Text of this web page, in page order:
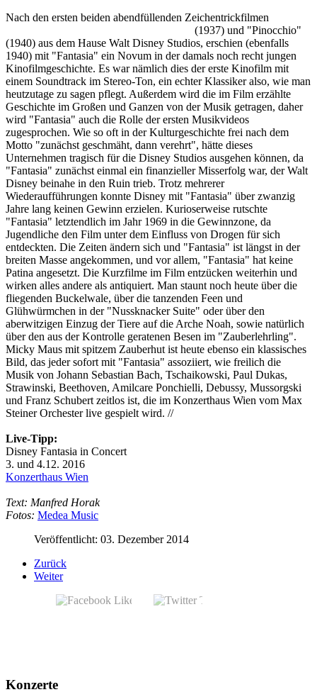
Nach den ersten beiden abendfüllenden Zeichentrickfilmen
(1937) und "Pinocchio"
(1940) aus dem Hause Walt Disney Studios, erschien (ebenfalls
1940) mit "Fantasia" ein Novum in der damals noch recht jungen
Kinofilmgeschichte. Es war nämlich dies der erste Kinofilm mit
einem Soundtrack im Stereo-Ton, ein echter Klassiker also, wie man
heutzutage zu sagen pflegt. Außerdem wird die im Film erzählte
Geschichte im Großen und Ganzen von der Musik getragen, daher
wird "Fantasia" auch die Rolle der ersten Musikvideos
zugesprochen. Wie so oft in der Kulturgeschichte frei nach dem
Motto "zunächst geschmäht, dann verehrt", hätte dieses
Unternehmen tragisch für die Disney Studios ausgehen können, da
"Fantasia" zunächst einmal ein finanzieller Misserfolg war, der Walt
Disney beinahe in den Ruin trieb. Trotz mehrerer
Wiederaufführungen konnte Disney mit "Fantasia" über zwanzig
Jahre lang keinen Gewinn erzielen. Kurioserweise rutschte
"Fantasia" letztendlich im Jahr 1969 in die Gewinnzone, da
Jugendliche den Film unter dem Einfluss von Drogen für sich
entdeckten. Die Zeiten ändern sich und "Fantasia" ist längst in der
breiten Masse angekommen, und vor allem, "Fantasia" hat keine
Patina angesetzt. Die Kurzfilme im Film entzücken weiterhin und
wirken alles andere als antiquiert. Man staunt noch heute über die
fliegenden Buckelwale, über die tanzenden Feen und
Glühwürmchen in der "Nussknacker Suite" oder über den
aberwitzigen Einzug der Tiere auf die Arche Noah, sowie natürlich
über den aus der Kontrolle geratenen Besen im "Zauberlehrling".
Micky Maus mit spitzem Zauberhut ist heute ebenso ein klassisches
Bild, das jeder sofort mit "Fantasia" assoziiert, wie freilich die
Musik von Johann Sebastian Bach, Tschaikowski, Paul Dukas,
Strawinski, Beethoven, Amilcare Ponchielli, Debussy, Mussorgski
und Franz Schubert zeitlos ist, die im Konzerthaus Wien vom Max
Steiner Orchester live gespielt wird. //
Live-Tipp:
Disney Fantasia in Concert
3. und 4.12. 2016
Konzerthaus Wien
Text: Manfred Horak
Fotos: Medea Music
Veröffentlicht: 03. Dezember 2014
Zurück
Weiter
Konzerte